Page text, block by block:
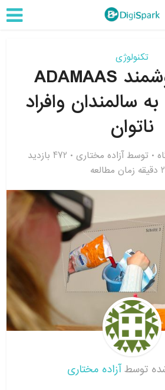
تکنولوژی
عینک هوشمند ADAMAAS
سالمندان وافراد
ناتوان
توسط آزاده مختاری
472 بازدید
2 دقیقه زمان مطالعه
توسطآزاده مختاری